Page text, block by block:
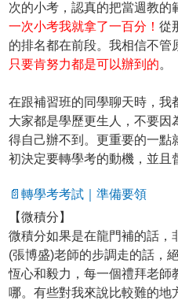
次的小考，認真的把當週教的
一次小考我就拿了一百分！從
的排名都在前段。我相信不管
只要肯努力都是可以辦到的。
在跟補習班的同學聊天時，我
大家都是學歷更生人，不要
得自己辦不到。更重要的一點
初決定要轉學考的動機，並且
📄轉學考考試｜準備要領
【微積分】
微積分如果是在龍門補的話
(張博盛)老師的步調走的話，
恆心和毅力，每一個禮拜老師
哪。有些對我來說比較難的地